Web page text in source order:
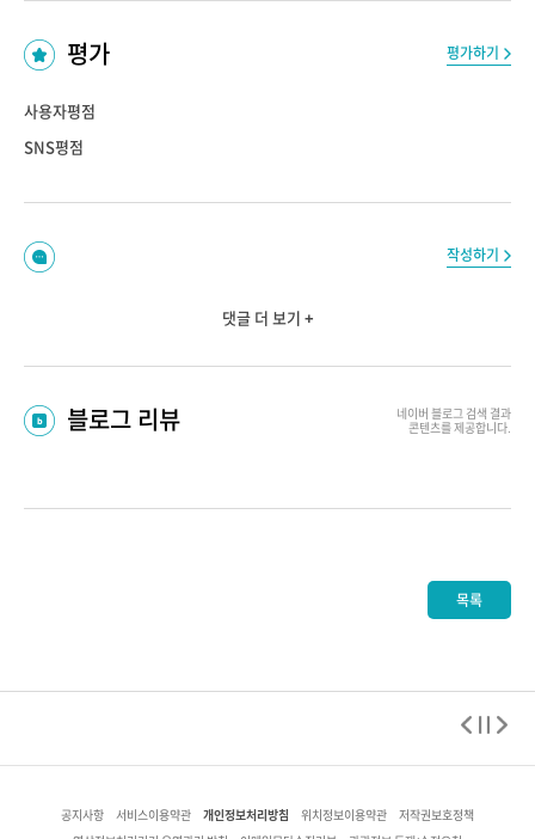
평가 평가하기
사용자평점
SNS평점
작성하기
댓글 더 보기 +
블로그 리뷰 네이버 블로그 검색 결과
콘텐츠를 제공합니다.
목록
공지사항 서비스이용약관 개인정보처리방침 위치정보이용약관 저작권보호정책